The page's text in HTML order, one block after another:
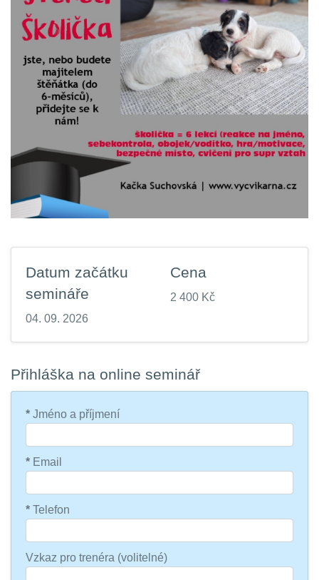
Datum začátku
semináře
04. 09. 2026
Cena
2 400 Kč
Přihláška na online seminář
* Jméno a příjmení
* Email
* Telefon
Vzkaz pro trenéra (volitelné)